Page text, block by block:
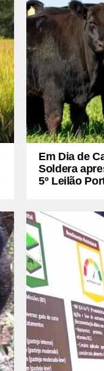
Em Dia de
Soldera
5º Leilão